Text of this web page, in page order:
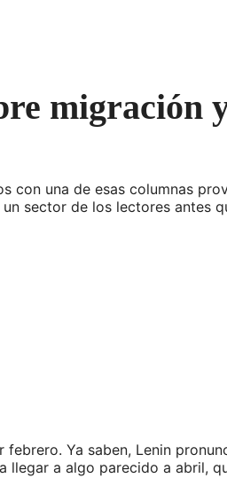
migración
una de esas columnas
sector de los lectores antes
Ya saben, Lenin
llegar a algo parecido a abril,